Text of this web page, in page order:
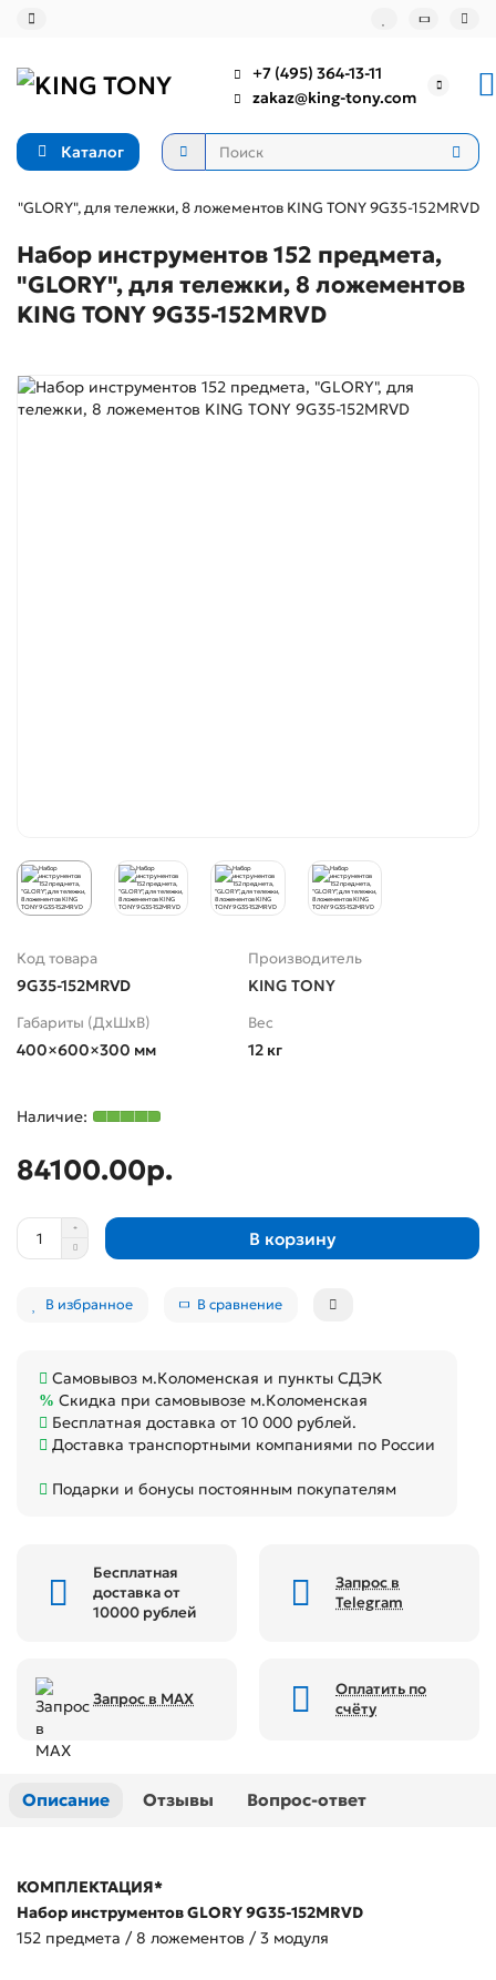
+7 (495) 364-13-11
zakaz@king-tony.com
Каталог
"GLORY", для тележки, 8 ложементов KING TONY 9G35-152MRVD
Набор инструментов 152 предмета,
"GLORY", для тележки, 8 ложементов
KING TONY 9G35-152MRVD
Код товара
9G35-152MRVD
Производитель
KING TONY
Габариты (ДхШхВ)
400×600×300 мм
Вес
12 кг
84100.00р.
В корзину
В избранное В сравнение
Самовывоз м.Коломенская и пункты СДЭК
Скидка при самовывозе м.Коломенская
Бесплатная доставка от 10 000 рублей.
Доставка транспортными компаниями по России
Подарки и бонусы постоянным покупателям
Бесплатная
доставка от
10000 рублей
Запрос в
Telegram
Запрос в MAX
Оплатить по
счёту
Описание Отзывы Вопрос-ответ
КОМПЛЕКТАЦИЯ*
Набор инструментов GLORY 9G35-152MRVD
152 предмета / 8 ложементов / 3 модуля